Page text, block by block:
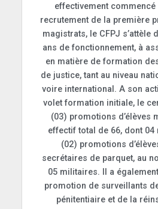
effectivement commencé
recrutement de la première
magistrats, le CFPJ s’attèle
ans de fonctionnement, à
en matière de formation
de justice, tant au niveau
voire international. A son
volet formation initiale, le
(03) promotions d’élèves
effectif total de 66, dont
(02) promotions
secrétaires de parquet, au
05 militaires. Il a
promotion de surveillants
pénitentiaire et de la